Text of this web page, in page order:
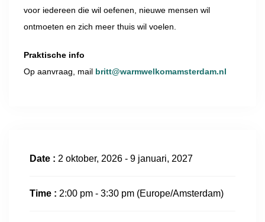
voor iedereen die wil oefenen, nieuwe mensen wil
ontmoeten en zich meer thuis wil voelen.
Praktische info
Op aanvraag, mail britt@warmwelkomamsterdam.nl
Date : 2 oktober, 2026 - 9 januari, 2027
Time : 2:00 pm - 3:30 pm (Europe/Amsterdam)